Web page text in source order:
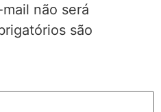
não será
são